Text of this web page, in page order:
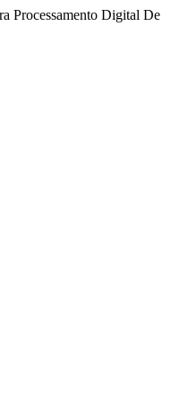
Processamento Digital De